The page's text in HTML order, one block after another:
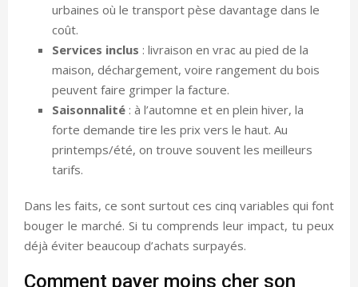
urbaines où le transport pèse davantage dans le
coût.
Services inclus : livraison en vrac au pied de la
maison, déchargement, voire rangement du bois
peuvent faire grimper la facture.
Saisonnalité : à l’automne et en plein hiver, la
forte demande tire les prix vers le haut. Au
printemps/été, on trouve souvent les meilleurs
tarifs.
Dans les faits, ce sont surtout ces cinq variables qui font
bouger le marché. Si tu comprends leur impact, tu peux
déjà éviter beaucoup d’achats surpayés.
Comment payer moins cher son